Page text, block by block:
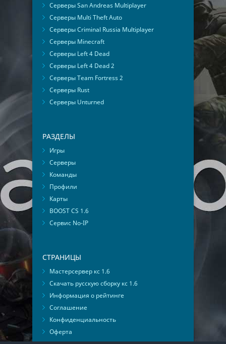
Серверы San Andreas Multiplayer
Серверы Multi Theft Auto
Серверы Criminal Russia Multiplayer
Серверы Minecraft
Серверы Left 4 Dead
Серверы Left 4 Dead 2
Серверы Team Fortress 2
Серверы Rust
Серверы Unturned
РАЗДЕЛЫ
Игры
Серверы
Команды
Профили
Карты
BOOST CS 1.6
Сервис No-IP
СТРАНИЦЫ
Мастерсервер кс 1.6
Скачать русскую сборку кс 1.6
Информация о рейтинге
Соглашение
Конфиденциальность
Оферта